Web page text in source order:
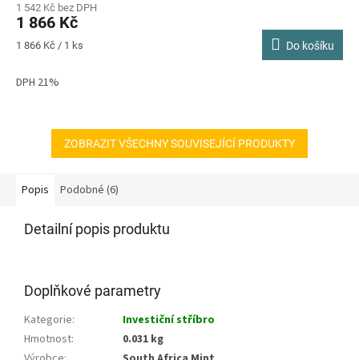
produktu
je
5,0
hvězdiček.
1 542 Kč bez DPH
1 866 Kč
Měrná
1 866 Kč / 1 ks Do košíku
DPH 21%
ZOBRAZIT VŠECHNY SOUVISEJÍCÍ PRODUKTY
Popis Podobné (6)
Detailní popis produktu
Doplňkové parametry
Kategorie:
Investiční stříbro
Hmotnost:
0.031 kg